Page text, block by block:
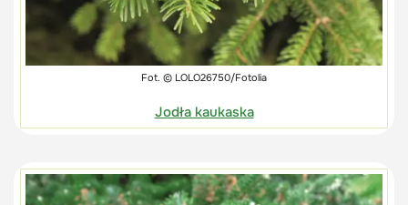
Fot. © LOLO26750/Fotolia
Jodła kaukaska